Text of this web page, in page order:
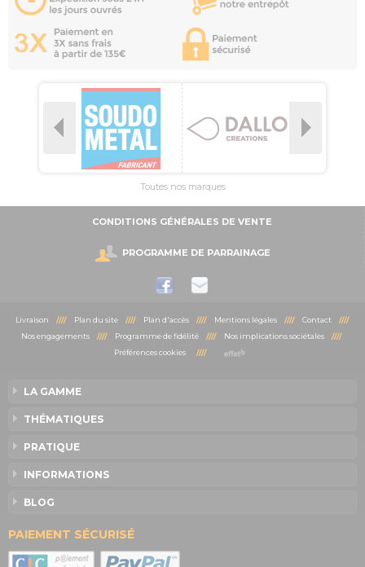
Toutes nos marques
CONDITIONS GÉNÉRALES DE VENTE
PROGRAMME DE PARRAINAGE
Livraison //// Plan du site //// Plan d'accès //// Mentions légales //// Contact ////
Nos engagements//// Programme de fidélité//// Nos implications sociétales////
Préférences cookies
////
LA GAMME
THÉMATIQUES
PRATIQUE
INFORMATIONS
BLOG
PAIEMENT SÉCURISÉ